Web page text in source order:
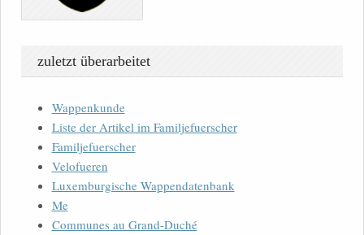
zuletzt überarbeitet
Wappenkunde
Liste der Artikel im Familjefuerscher
Familjefuerscher
Velofueren
Luxemburgische Wappendatenbank
Me
Communes au Grand-Duché